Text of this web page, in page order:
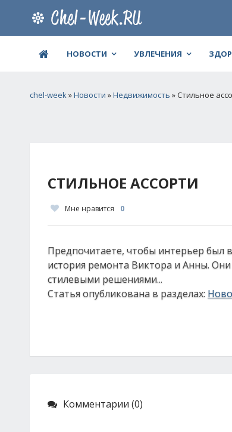
НОВОСТИ УВЛЕЧЕНИЯ
chel-week»Новости »Недвижимость » Стильное
СТИЛЬНОЕ АССОРТИ
Мне нравится 0
Предпочитаете, чтобы интерьер был
история ремонта Виктора и Анны.
стилевыми решениями...
Статья опубликована в разделах:
Комментарии (0)